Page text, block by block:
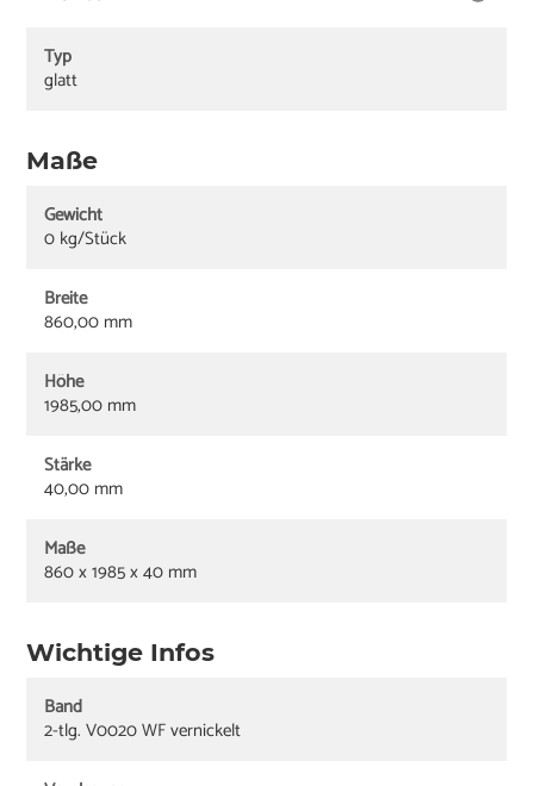
Typ
glatt
Maße
Gewicht
0 kg/Stück
Breite
860,00 mm
Höhe
1985,00 mm
Stärke
40,00 mm
Maße
860 x 1985 x 40 mm
Wichtige Infos
Band
2-tlg. V0020 WF vernickelt